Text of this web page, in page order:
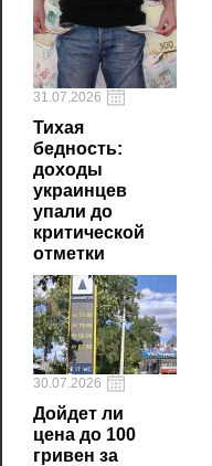
31.07.2026
Тихая
бедность:
доходы
украинцев
упали до
критической
отметки
30.07.2026
Дойдет ли
цена до 100
гривен за